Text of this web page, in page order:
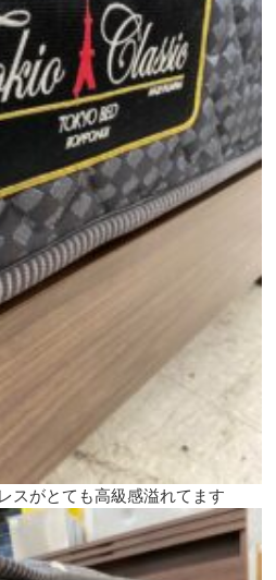
スがとても高級感溢れてます